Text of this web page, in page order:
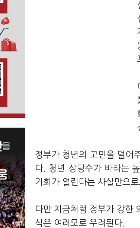
정부가 청년의 고민을 덜어
다. 청년 상당수가 바라는
기회가 열린다는 사실만으
다만 지금처럼 정부가 강한
식은 여러모로 우려된다.